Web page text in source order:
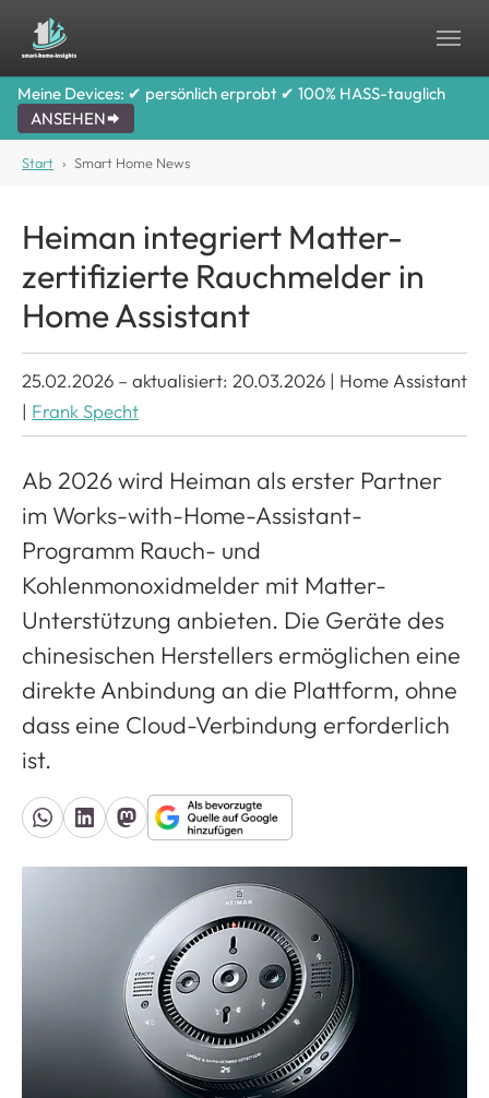
Skip to main content
Skip to page footer
Meine Devices: ✔ persönlich erprobt ✔ 100% HASS-tauglich
ANSEHEN
You are here:
Start Smart Home News
Heiman integriert Matter-
zertifizierte Rauchmelder in
Home Assistant
25.02.2026 – aktualisiert: 20.03.2026 | Home Assistant
| Frank Specht
Ab 2026 wird Heiman als erster Partner
im Works-with-Home-Assistant-
Programm Rauch- und
Kohlenmonoxidmelder mit Matter-
Unterstützung anbieten. Die Geräte des
chinesischen Herstellers ermöglichen eine
direkte Anbindung an die Plattform, ohne
dass eine Cloud-Verbindung erforderlich
ist.